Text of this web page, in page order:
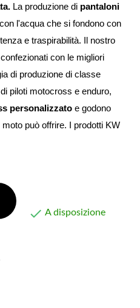
La produzione di pantaloni
l'acqua che si fondono con
e traspirabilità.
confezionati con le migliori
di produzione di classe
piloti motocross e enduro,
personalizzato e godono
moto può offrire. I prodotti KW
 A disposizione